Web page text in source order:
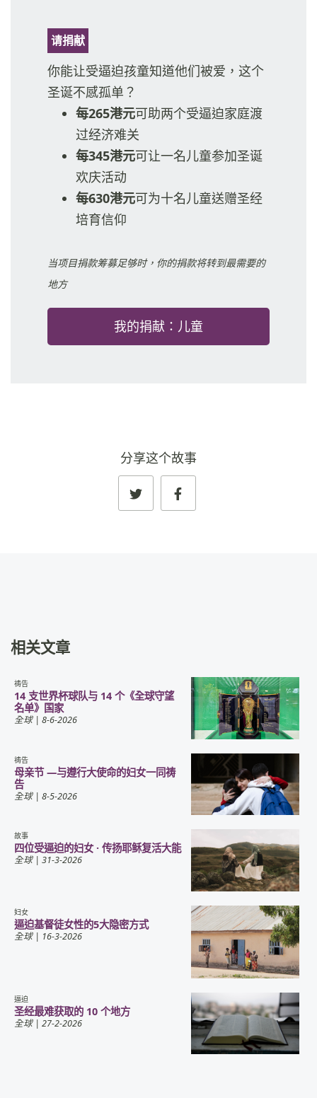
请捐献
你能让受逼迫孩童知道他们被爱，这个
圣诞不感孤单？
每265港元可助两个受逼迫家庭渡
过经济难关
每345港元可让一名儿童参加圣诞
欢庆活动
每630港元可为十名儿童送赠圣经
培育信仰
当项目捐款筹募足够时，你的捐款将转到最需要的
地方
我的捐献：儿童
分享这个故事
相关文章
祷告
14 支世界杯球队与 14 个《全球守望
名单》国家
全球| 8-6-2026
祷告
母亲节 —与遵行大使命的妇女一同祷
告
全球| 8-5-2026
故事
四位受逼迫的妇女 · 传扬耶稣复活大能
全球| 31-3-2026
妇女
逼迫基督徒女性的5大隐密方式
全球| 16-3-2026
逼迫
圣经最难获取的 10 个地方
全球| 27-2-2026